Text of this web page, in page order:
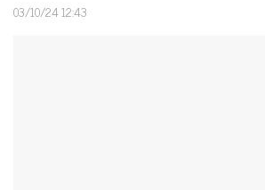
03/10/24 12:43